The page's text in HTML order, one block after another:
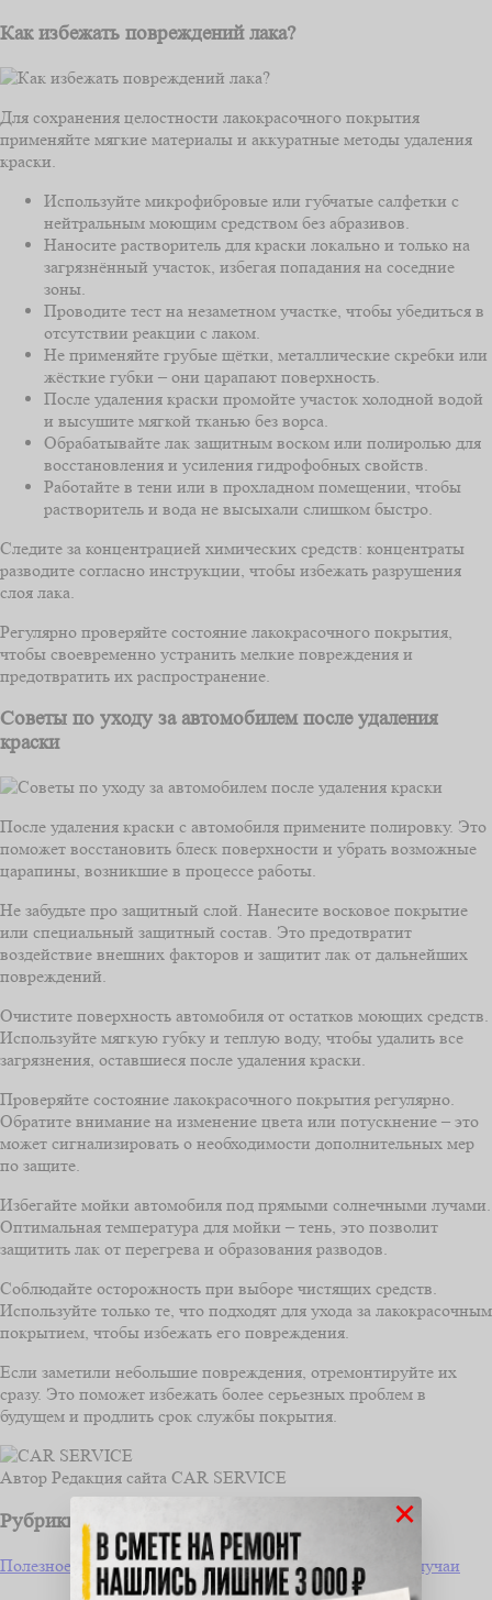
Как избежать повреждений лака?
Для сохранения целостности лакокрасочного покрытия
применяйте мягкие материалы и аккуратные методы удаления
краски.
Используйте микрофибровые или губчатые салфетки с
нейтральным моющим средством без абразивов.
Наносите растворитель для краски локально и только на
загрязнённый участок, избегая попадания на соседние
зоны.
Проводите тест на незаметном участке, чтобы убедиться в
отсутствии реакции с лаком.
Не применяйте грубые щётки, металлические скребки или
жёсткие губки – они царапают поверхность.
После удаления краски промойте участок холодной водой
и высушите мягкой тканью без ворса.
Обрабатывайте лак защитным воском или полиролью для
восстановления и усиления гидрофобных свойств.
Работайте в тени или в прохладном помещении, чтобы
растворитель и вода не высыхали слишком быстро.
Следите за концентрацией химических средств: концентраты
разводите согласно инструкции, чтобы избежать разрушения
слоя лака.
Регулярно проверяйте состояние лакокрасочного покрытия,
чтобы своевременно устранить мелкие повреждения и
предотвратить их распространение.
Советы по уходу за автомобилем после удаления
краски
После удаления краски с автомобиля примените полировку. Это
поможет восстановить блеск поверхности и убрать возможные
царапины, возникшие в процессе работы.
Не забудьте про защитный слой. Нанесите восковое покрытие
или специальный защитный состав. Это предотвратит
воздействие внешних факторов и защитит лак от дальнейших
повреждений.
Очистите поверхность автомобиля от остатков моющих средств.
Используйте мягкую губку и теплую воду, чтобы удалить все
загрязнения, оставшиеся после удаления краски.
Проверяйте состояние лакокрасочного покрытия регулярно.
Обратите внимание на изменение цвета или потускнение – это
может сигнализировать о необходимости дополнительных мер
по защите.
Избегайте мойки автомобиля под прямыми солнечными лучами.
Оптимальная температура для мойки – тень, это позволит
защитить лак от перегрева и образования разводов.
Соблюдайте осторожность при выборе чистящих средств.
Используйте только те, что подходят для ухода за лакокрасочным
покрытием, чтобы избежать его повреждения.
Если заметили небольшие повреждения, отремонтируйте их
сразу. Это поможет избежать более серьезных проблем в
будущем и продлить срок службы покрытия.
Автор Редакция сайта CAR SERVICE
Рубрики
Полезное водителюРемонт и обслуживаниеЧастные случаи
×